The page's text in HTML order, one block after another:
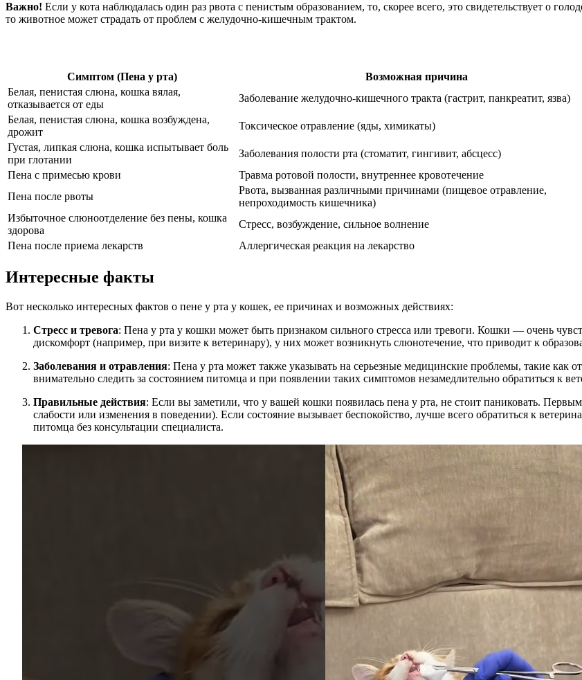
Важно! Если у кота наблюдалась один раз рвота с пенистым образованием, то, скорее всего, это свидетельствует о
то животное может страдать от проблем с желудочно-кишечным трактом.
Симптом (Пена у рта) Возможная причина
Белая, пенистая слюна, кошка вялая,
отказывается от еды
Заболевание желудочно-кишечного тракта (гастрит, панкреатит, язва)
Белая, пенистая слюна, кошка возбуждена,
дрожит
Токсическое отравление (яды, химикаты)
Густая, липкая слюна, кошка испытывает боль
при глотании
Заболевания полости рта (стоматит, гингивит, абсцесс)
Пена с примесью крови
Травма ротовой полости, внутреннее кровотечение
Пена после рвоты
Рвота, вызванная различными причинами (пищевое отравление,
непроходимость кишечника)
Избыточное слюноотделение без пены, кошка
здорова
Стресс, возбуждение, сильное волнение
Пена после приема лекарств
Аллергическая реакция на лекарство
Интересные факты
Вот несколько интересных фактов о пене у рта у кошек, ее причинах и возможных действиях:
Стресс и тревога: Пена у рта у кошки может быть признаком сильного стресса или тревоги. Кошки — очень
дискомфорт (например, при визите к ветеринару), у них может возникнуть слюнотечение, что приводит к
Заболевания и отравления: Пена у рта может также указывать на серьезные медицинские проблемы, такие как
внимательно следить за состоянием питомца и при появлении таких симптомов незамедлительно обратиться к
Правильные действия: Если вы заметили, что у вашей кошки появилась пена у рта, не стоит паниковать.
слабости или изменения в поведении). Если состояние вызывает беспокойство, лучше всего обратиться к
питомца без консультации специалиста.